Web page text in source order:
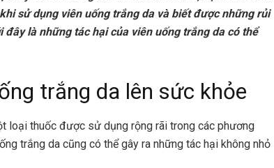
sử dụng viên uống trắng da và biết được những rủi
là những tác hại của viên uống trắng da có thể
trắng da lên sức khỏe
loại thuốc được sử dụng rộng rãi trong các phương
trắng da cũng có thể gây ra những tác hại không nhỏ